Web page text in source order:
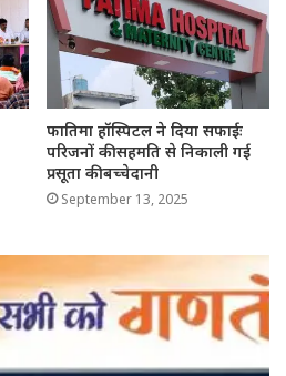
फातिमा हॉस्पिटल ने दिया सफाईः
परिजनों की सहमति से निकाली गई
प्रसूता की बच्चेदानी
September 13, 2025